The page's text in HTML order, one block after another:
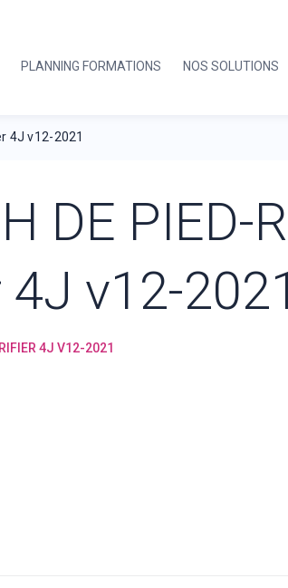
PLANNING FORMATIONS NOS SOLUTIONS
4J v12-2021
DE PIED-
v12-2021
4J V12-2021